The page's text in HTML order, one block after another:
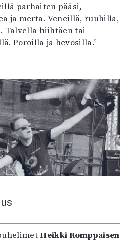
parhaiten pääsi,
ja merta. Veneillä, ruuhilla,
hiihtäen tai
Poroilla ja hevosilla.”
Heikki Romppaisen